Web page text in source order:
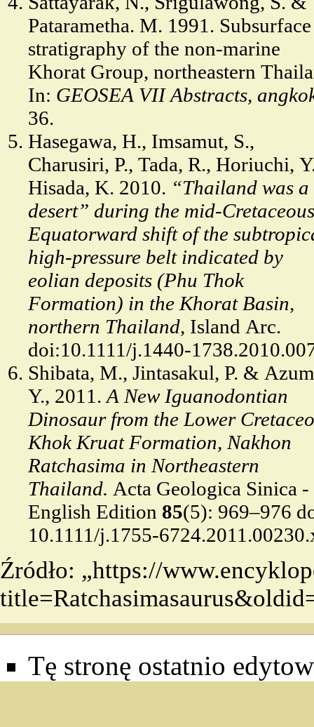
Patarametha. M. 1991. Subsurface
stratigraphy of the non-marine
Khorat Group, northeastern
In: GEOSEA VII Abstracts,
36.
Hasegawa, H., Imsamut, S.,
Charusiri, P., Tada, R., Horiuchi,
Hisada, K. 2010. “Thailand was a
desert” during the mid-
Equatorward shift of the
high-pressure belt indicated by
eolian deposits (Phu Thok
Formation) in the Khorat Basin,
northern Thailand, Island Arc.
doi:10.1111/j.1440-
Shibata, M., Jintasakul, P. &
Y., 2011. A New Iguanodontian
Dinosaur from the Lower
Khok Kruat Formation, Nakhon
Ratchasima in Northeastern
Thailand. Acta Geologica Sinica -
English Edition 85(5): 969–976
10.1111/j.1755-
Źródło: „https://
Tę stronę ostatnio